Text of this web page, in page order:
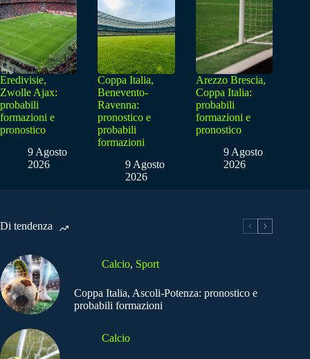
Eredivisie,
Zwolle Ajax:
probabili
formazioni e
pronostico
9 Agosto
2026
Coppa Italia,
Benevento-
Ravenna:
pronostico e
probabili
formazioni
9 Agosto
2026
Arezzo Brescia,
Coppa Italia:
probabili
formazioni e
pronostico
9 Agosto
2026
Di tendenza
Calcio, Sport
Coppa Italia, Ascoli-Potenza: pronostico e
probabili formazioni
Calcio